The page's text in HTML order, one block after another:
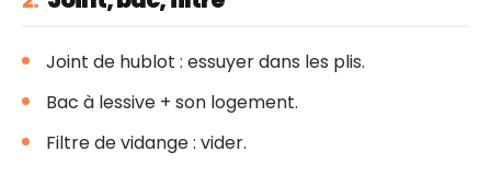
Joint de hublot : essuyer dans les plis.
Bac à lessive + son logement.
Filtre de vidange : vider.